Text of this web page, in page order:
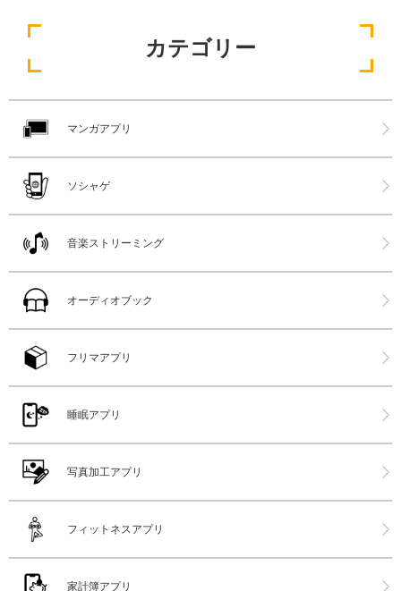
カテゴリー
マンガアプリ
ソシャゲ
音楽ストリーミング
オーディオブック
フリマアプリ
睡眠アプリ
写真加工アプリ
フィットネスアプリ
家計簿アプリ